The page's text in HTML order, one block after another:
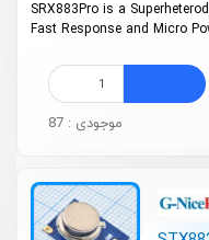
SRX883Pro is a
Fast Response and Micro
موجودی : 87